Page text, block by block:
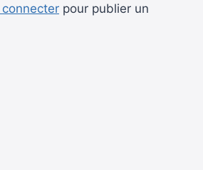
pour publier un